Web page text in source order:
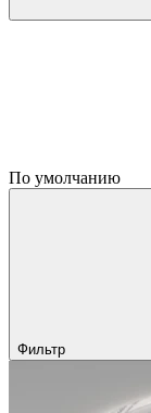
По умолчанию
Фильтр